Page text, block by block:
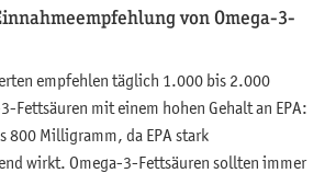
von Omega-3-
empfehlen täglich 1.000 bis 2.000
Fettsäuren mit einem hohen Gehalt an EPA:
800 Milligramm, da EPA stark
wirkt. Omega-3-Fettsäuren sollten immer